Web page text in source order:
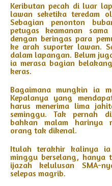
Keributan pecah di luar
lawan seketika teredam
Sebagian penonton
petugas keamanan
dengan beringas para
ke arah suporter lawan.
dalam lapangan. Belum
ia merasa bagian
keras.
Bagaimana mungkin ia
Kepalanya yang
harus menerima lima
seminggu. Tak pernah
bahkan malam harinya
orang tak dikenal.
Itulah terakhir kalinya
minggu berselang, hanya
ijazah kelulusan SMA-
selepas magrib.